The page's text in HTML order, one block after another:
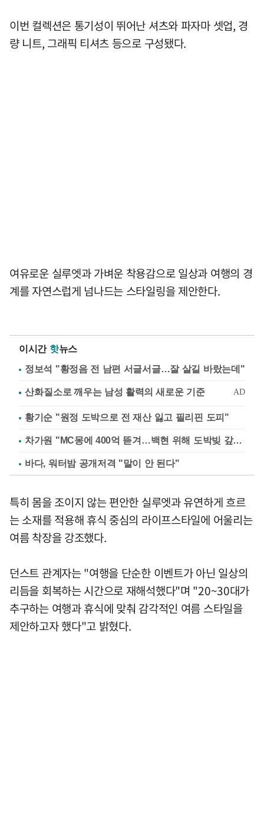
이번 컬렉션은 통기성이 뛰어난 셔츠와 파자마 셋업, 경
량 니트, 그래픽 티셔츠 등으로 구성됐다.
여유로운 실루엣과 가벼운 착용감으로 일상과 여행의 경
계를 자연스럽게 넘나드는 스타일링을 제안한다.
이시간 핫뉴스
정보석 "황정음 전 남편 서글서글…잘 살길 바랐는데"
황기순 "원정 도박으로 전 재산 잃고 필리핀 도피"
차가원 "MC몽에 400억 뜯겨…백현 위해 도박빚 갚아줘"
바다, 워터밤 공개저격 "말이 안 된다"
특히 몸을 조이지 않는 편안한 실루엣과 유연하게 흐르
는 소재를 적용해 휴식 중심의 라이프스타일에 어울리는
여름 착장을 강조했다.
던스트 관계자는 "여행을 단순한 이벤트가 아닌 일상의
리듬을 회복하는 시간으로 재해석했다"며 "20~30대가
추구하는 여행과 휴식에 맞춰 감각적인 여름 스타일을
제안하고자 했다"고 밝혔다.